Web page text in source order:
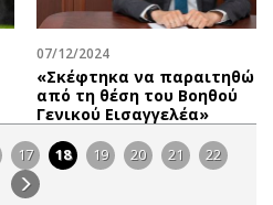
07/12/2024
«Σκέφτηκα να παραιτηθώ
από τη θέση του Βοηθού
Γενικού Εισαγγελέα»
17 18 19 20 21 22